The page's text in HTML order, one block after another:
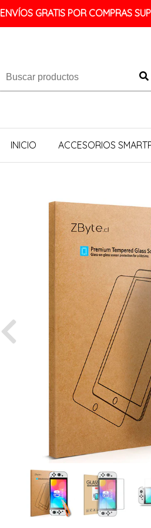
ENVÍOS GRATIS POR COMPRAS
INICIO ACCESORIOS
Previous